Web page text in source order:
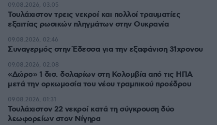
Τουλάχιστον τρεις νεκροί και πολλοί τραυματίες
εξαιτίας ρωσικών πληγμάτων στην Ουκρανία
09.08.2026, 03:05
Συναγερμός στην Έδεσσα για την εξαφάνιση 31χρονου
09.08.2026, 02:46
«Δώρο» 1 δισ. δολαρίων στη Κολομβία από τις ΗΠΑ
μετά την ορκωμοσία του νέου τραμπικού προέδρου
09.08.2026, 02:08
Τουλάχιστον 22 νεκροί κατά τη σύγκρουση δύο
λεωφορείων στον Νίγηρα
09.08.2026, 01:31